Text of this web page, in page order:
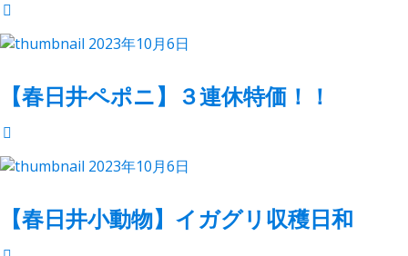
2023年10月6日
【春日井ペポニ】３連休特価！！
2023年10月6日
【春日井小動物】イガグリ収穫日和